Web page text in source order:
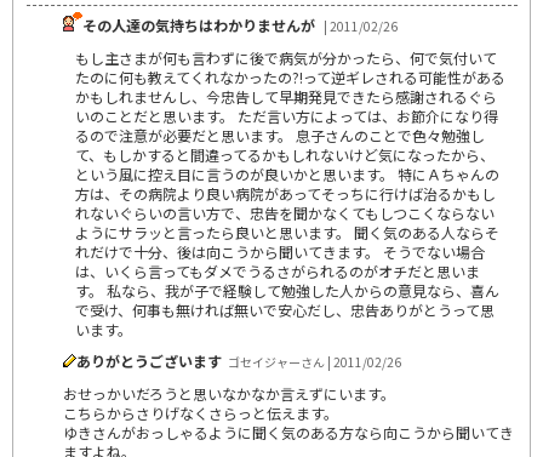
その人達の気持ちはわかりませんが | 2011/02/26
もし主さまが何も言わずに後で病気が分かったら、何で気付いて
たのに何も教えてくれなかったの?!って逆ギレされる可能性がある
かもしれませんし、今忠告して早期発見できたら感謝されるぐら
いのことだと思います。 ただ言い方によっては、お節介になり得
るので注意が必要だと思います。 息子さんのことで色々勉強し
て、もしかすると間違ってるかもしれないけど気になったから、
という風に控え目に言うのが良いかと思います。 特にＡちゃんの
方は、その病院より良い病院があってそっちに行けば治るかもし
れないぐらいの言い方で、忠告を聞かなくてもしつこくならない
ようにサラッと言ったら良いと思います。 聞く気のある人ならそ
れだけで十分、後は向こうから聞いてきます。 そうでない場合
は、いくら言ってもダメでうるさがられるのがオチだと思いま
す。 私なら、我が子で経験して勉強した人からの意見なら、喜ん
で受け、何事も無ければ無いで安心だし、忠告ありがとうって思
います。
ありがとうございます ゴセイジャーさん | 2011/02/26
おせっかいだろうと思いなかなか言えずにいます。
こちらからさりげなくさらっと伝えます。
ゆきさんがおっしゃるように聞く気のある方なら向こうから聞いてき
ますよね。